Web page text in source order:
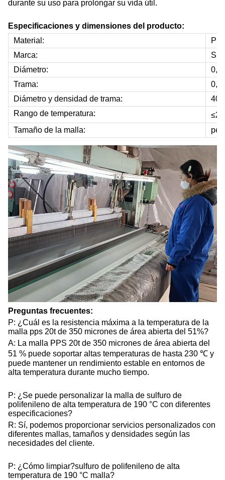
durante su uso para prolongar su vida útil.
Especificaciones y dimensiones del producto:
Material:
Marca:
Diámetro:
Trama:
Diámetro y densidad de trama:
40
Rango de temperatura:
Tamaño de la malla:
Preguntas frecuentes:
P: ¿Cuál es la resistencia máxima a la temperatura de la
malla pps 20t de 350 micrones de área abierta del 51%?
A: La malla PPS 20t de 350 micrones de área abierta del
51 % puede soportar altas temperaturas de hasta 230 ℃ y
puede mantener un rendimiento estable en entornos de
alta temperatura durante mucho tiempo.
P: ¿Se puede personalizar la malla de sulfuro de
polifenileno de alta temperatura de 190 °C con diferentes
especificaciones?
R: Sí, podemos proporcionar servicios personalizados con
diferentes mallas, tamaños y densidades según las
necesidades del cliente.
P: ¿Cómo limpiar?sulfuro de polifenileno de alta
temperatura de 190 °C malla?